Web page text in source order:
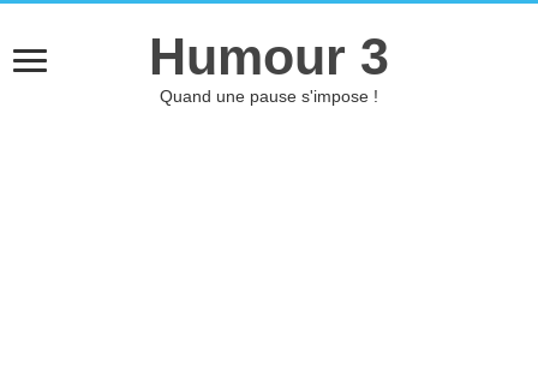
Humour 3
Quand une pause s'impose !